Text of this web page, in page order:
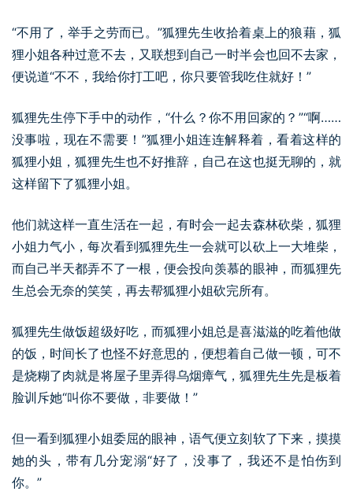
“不用了，举手之劳而已。”狐狸先生收拾着桌上的狼藉，狐
狸小姐各种过意不去，又联想到自己一时半会也回不去家，
便说道“不不，我给你打工吧，你只要管我吃住就好！”
狐狸先生停下手中的动作，“什么？你不用回家的？”“啊……
没事啦，现在不需要！”狐狸小姐连连解释着，看着这样的
狐狸小姐，狐狸先生也不好推辞，自己在这也挺无聊的，就
这样留下了狐狸小姐。
他们就这样一直生活在一起，有时会一起去森林砍柴，狐狸
小姐力气小，每次看到狐狸先生一会就可以砍上一大堆柴，
而自己半天都弄不了一根，便会投向羡慕的眼神，而狐狸先
生总会无奈的笑笑，再去帮狐狸小姐砍完所有。
狐狸先生做饭超级好吃，而狐狸小姐总是喜滋滋的吃着他做
的饭，时间长了也怪不好意思的，便想着自己做一顿，可不
是烧糊了肉就是将屋子里弄得乌烟瘴气，狐狸先生先是板着
脸训斥她“叫你不要做，非要做！”
但一看到狐狸小姐委屈的眼神，语气便立刻软了下来，摸摸
她的头，带有几分宠溺“好了，没事了，我还不是怕伤到
你。”